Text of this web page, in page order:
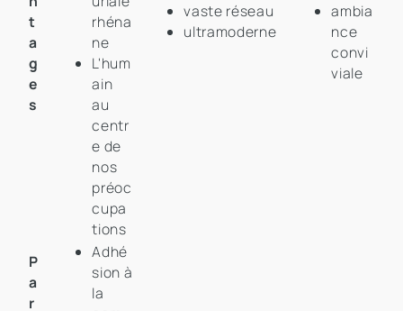
t
a
g
e
s
rhéna
ne
L'hum
ain
au
centr
e de
nos
préoc
cupa
tions
vaste réseau
ultramoderne
ambia
nce
convi
viale
P
a
r
Adhé
sion à
la